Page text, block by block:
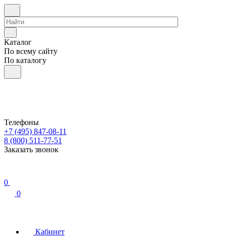
Каталог
По всему сайту
По каталогу
Телефоны
+7 (495) 847-08-11
8 (800) 511-77-51
Заказать звонок
0
0
Кабинет